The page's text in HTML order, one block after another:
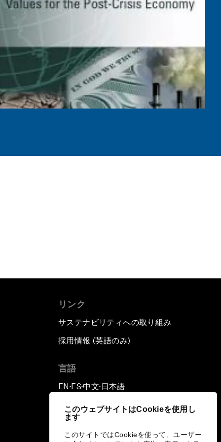
このウェブサイトはCookieを使用し
ます
このサイトではCookieを使って、ユーザー
リンク
サステナビリティへの取り組み
採用情報 (英語のみ)
言語
EN ▪ES▪中文▪ 日本語